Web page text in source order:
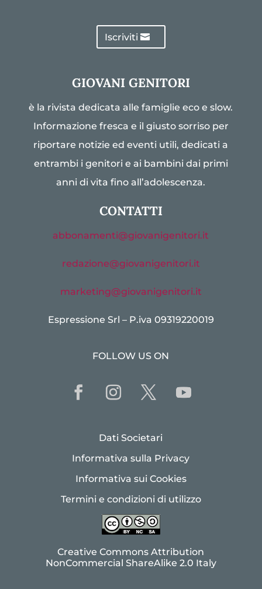
Iscriviti
GIOVANI GENITORI
è la rivista dedicata alle famiglie eco e slow.
Informazione fresca e il giusto sorriso per
riportare notizie ed eventi utili, dedicati a
entrambi i genitori e ai bambini dai primi
anni di vita fino all’adolescenza.
CONTATTI
abbonamenti@giovanigenitori.it
redazione@giovanigenitori.it
marketing@giovanigenitori.it
Espressione Srl – P.iva 09319220019
FOLLOW US ON
Dati Societari
Informativa sulla Privacy
Informativa sui Cookies
Termini e condizioni di utilizzo
Creative Commons Attribution
NonCommercial ShareAlike 2.0 Italy